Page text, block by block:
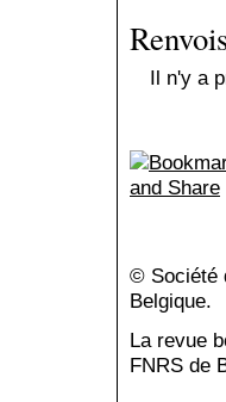
Il n'y a
© Société
Belgique.
La revue
FNRS de